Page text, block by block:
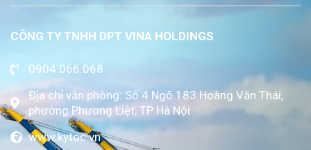
CÔNG TY TNHH DPT VINA HOLDINGS
0904.066.068
Địa chỉ văn phòng: Số 4 Ngõ 183 Hoàng Văn Thái,
phường Phương Liệt, TP Hà Nội
www.kytoc.vn